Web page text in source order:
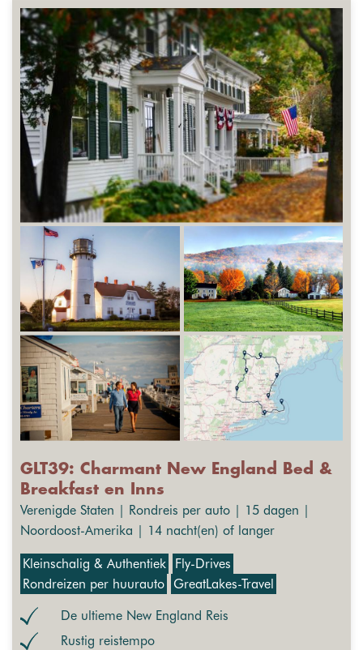
GLT39: Charmant New England Bed &
Breakfast en Inns
Verenigde Staten | Rondreis per auto | 15 dagen |
Noordoost-Amerika | 14 nacht(en) of langer
Kleinschalig & Authentiek
Fly-Drives
Rondreizen per huurauto GreatLakes-Travel
De ultieme New England Reis
Rustig reistempo